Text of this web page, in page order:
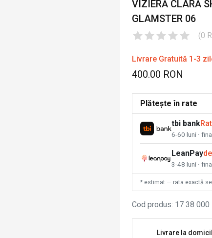
VIZIERĂ CLARĂ
GLAMSTER 06
(0
Livrare Gratuită 1-3
400.00 RON
Plătește în rate
tbi bank
6-60 luni ·
LeanPay
3-48 luni ·
* estimat — rata exactă
Cod produs: 17 38 000
Livrare la